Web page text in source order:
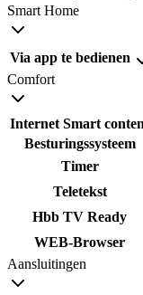
Smart Home
Via app te bedienen
Comfort
Internet Smart
Besturingssysteem
Timer
Teletekst
Hbb TV Ready
WEB-Browser
Aansluitingen